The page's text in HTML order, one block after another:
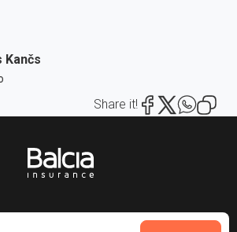
Kančs
Share it!